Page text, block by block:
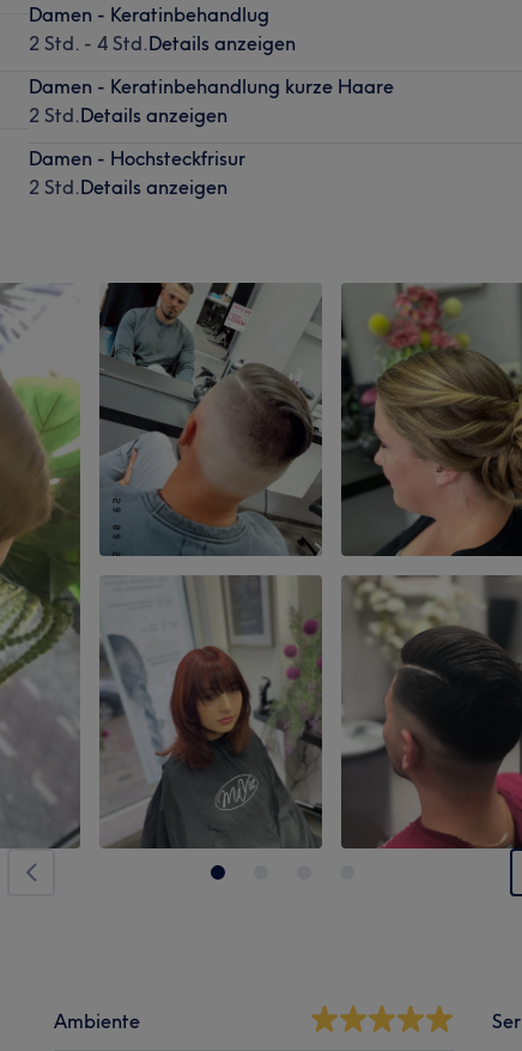
Damen - Keratinbehandlug
2 Std. - 4 Std.Details anzeigen
Damen - Keratinbehandlung kurze Haare
2 Std.Details anzeigen
Damen - Hochsteckfrisur
2 Std.Details anzeigen
Ambiente